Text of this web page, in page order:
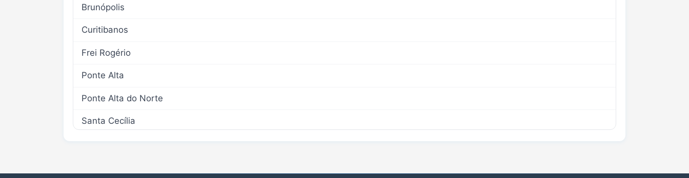
Brunópolis
Curitibanos
Frei Rogério
Ponte Alta
Ponte Alta do Norte
Santa Cecília